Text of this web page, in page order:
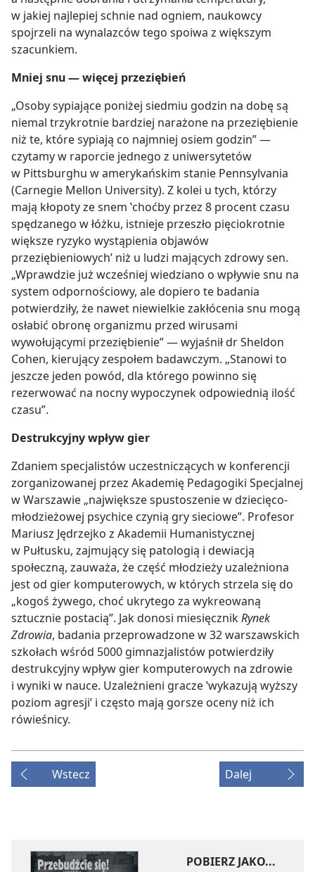
w jakiej najlepiej schnie nad ogniem, naukowcy
spojrzeli na wynalazców tego spoiwa z większym
szacunkiem.
Mniej snu — więcej przeziębień
„Osoby sypiające poniżej siedmiu godzin na dobę są
niemal trzykrotnie bardziej narażone na przeziębienie
niż te, które sypiają co najmniej osiem godzin” —
czytamy w raporcie jednego z uniwersytetów
w Pittsburghu w amerykańskim stanie Pennsylvania
(Carnegie Mellon University). Z kolei u tych, którzy
mają kłopoty ze snem ‛choćby przez 8 procent czasu
spędzanego w łóżku, istnieje przeszło pięciokrotnie
większe ryzyko wystąpienia objawów
przeziębieniowych’ niż u ludzi mających zdrowy sen.
„Wprawdzie już wcześniej wiedziano o wpływie snu na
system odpornościowy, ale dopiero te badania
potwierdziły, że nawet niewielkie zakłócenia snu mogą
osłabić obronę organizmu przed wirusami
wywołującymi przeziębienie” — wyjaśnił dr Sheldon
Cohen, kierujący zespołem badawczym. „Stanowi to
jeszcze jeden powód, dla którego powinno się
rezerwować na nocny wypoczynek odpowiednią ilość
czasu”.
Destrukcyjny wpływ gier
Zdaniem specjalistów uczestniczących w konferencji
zorganizowanej przez Akademię Pedagogiki Specjalnej
w Warszawie „największe spustoszenie w dziecięco-
młodzieżowej psychice czynią gry sieciowe”. Profesor
Mariusz Jędrzejko z Akademii Humanistycznej
w Pułtusku, zajmujący się patologią i dewiacją
społeczną, zauważa, że część młodzieży uzależniona
jest od gier komputerowych, w których strzela się do
„kogoś żywego, choć ukrytego za wykreowaną
sztucznie postacią”. Jak donosi miesięcznikRynek
Zdrowia, badania przeprowadzone w 32 warszawskich
szkołach wśród 5000 gimnazjalistów potwierdziły
destrukcyjny wpływ gier komputerowych na zdrowie
i wyniki w nauce. Uzależnieni gracze ‛wykazują wyższy
poziom agresji’ i często mają gorsze oceny niż ich
rówieśnicy.
Wstecz Dalej
POBIERZ JAKO...